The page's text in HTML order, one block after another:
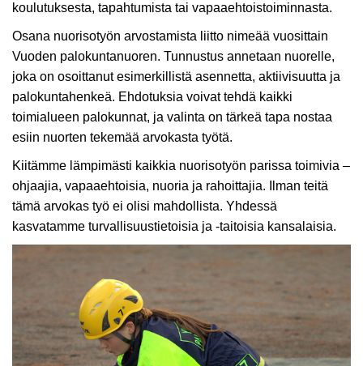
koulutuksesta, tapahtumista tai vapaaehtoistoiminnasta.
Osana nuorisotyön arvostamista liitto nimeää vuosittain
Vuoden palokuntanuoren. Tunnustus annetaan nuorelle,
joka on osoittanut esimerkillistä asennetta, aktiivisuutta ja
palokuntahenkeä. Ehdotuksia voivat tehdä kaikki
toimialueen palokunnat, ja valinta on tärkeä tapa nostaa
esiin nuorten tekemää arvokasta työtä.
Kiitämme lämpimästi kaikkia nuorisotyön parissa toimivia –
ohjaajia, vapaaehtoisia, nuoria ja rahoittajia. Ilman teitä
tämä arvokas työ ei olisi mahdollista. Yhdessä
kasvatamme turvallisuustietoisia ja -taitoisia kansalaisia.